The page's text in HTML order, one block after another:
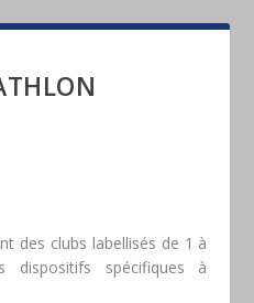
des clubs labellisés de 1 à
dispositifs spécifiques à